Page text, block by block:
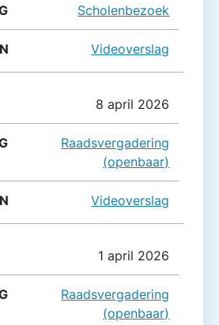
Scholenbezoek
Videoverslag
8 april 2026
Raadsvergadering
(openbaar)
Videoverslag
1 april 2026
Raadsvergadering
(openbaar)